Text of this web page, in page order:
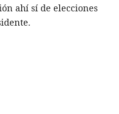
ahí sí de elecciones